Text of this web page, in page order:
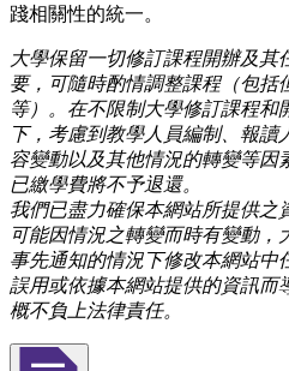
踐相關性的統一。
大學保留一切修訂課程開辦及
要，可隨時酌情調整課程（包括
等）。在不限制大學修訂課程和
下，考慮到教學人員編制、報
容變動以及其他情況的轉變等因
已繳學費將不予退還。
我們已盡力確保本網站所提供之
可能因情況之轉變而時有變動
事先通知的情況下修改本網站中
誤用或依據本網站提供的資訊而
概不負上法律責任。